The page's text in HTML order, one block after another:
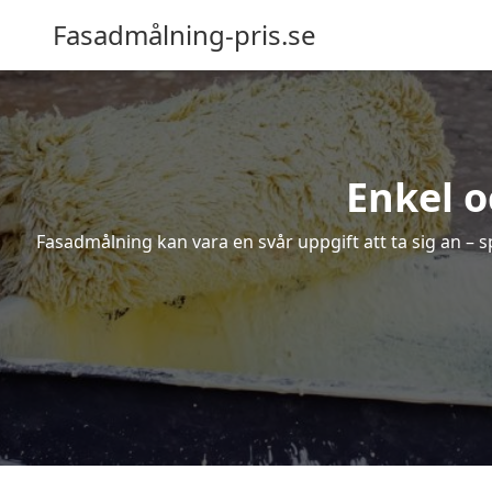
Fasadmålning-pris.se
Enkel
Fasadmålning kan vara en svår uppgift att ta sig an